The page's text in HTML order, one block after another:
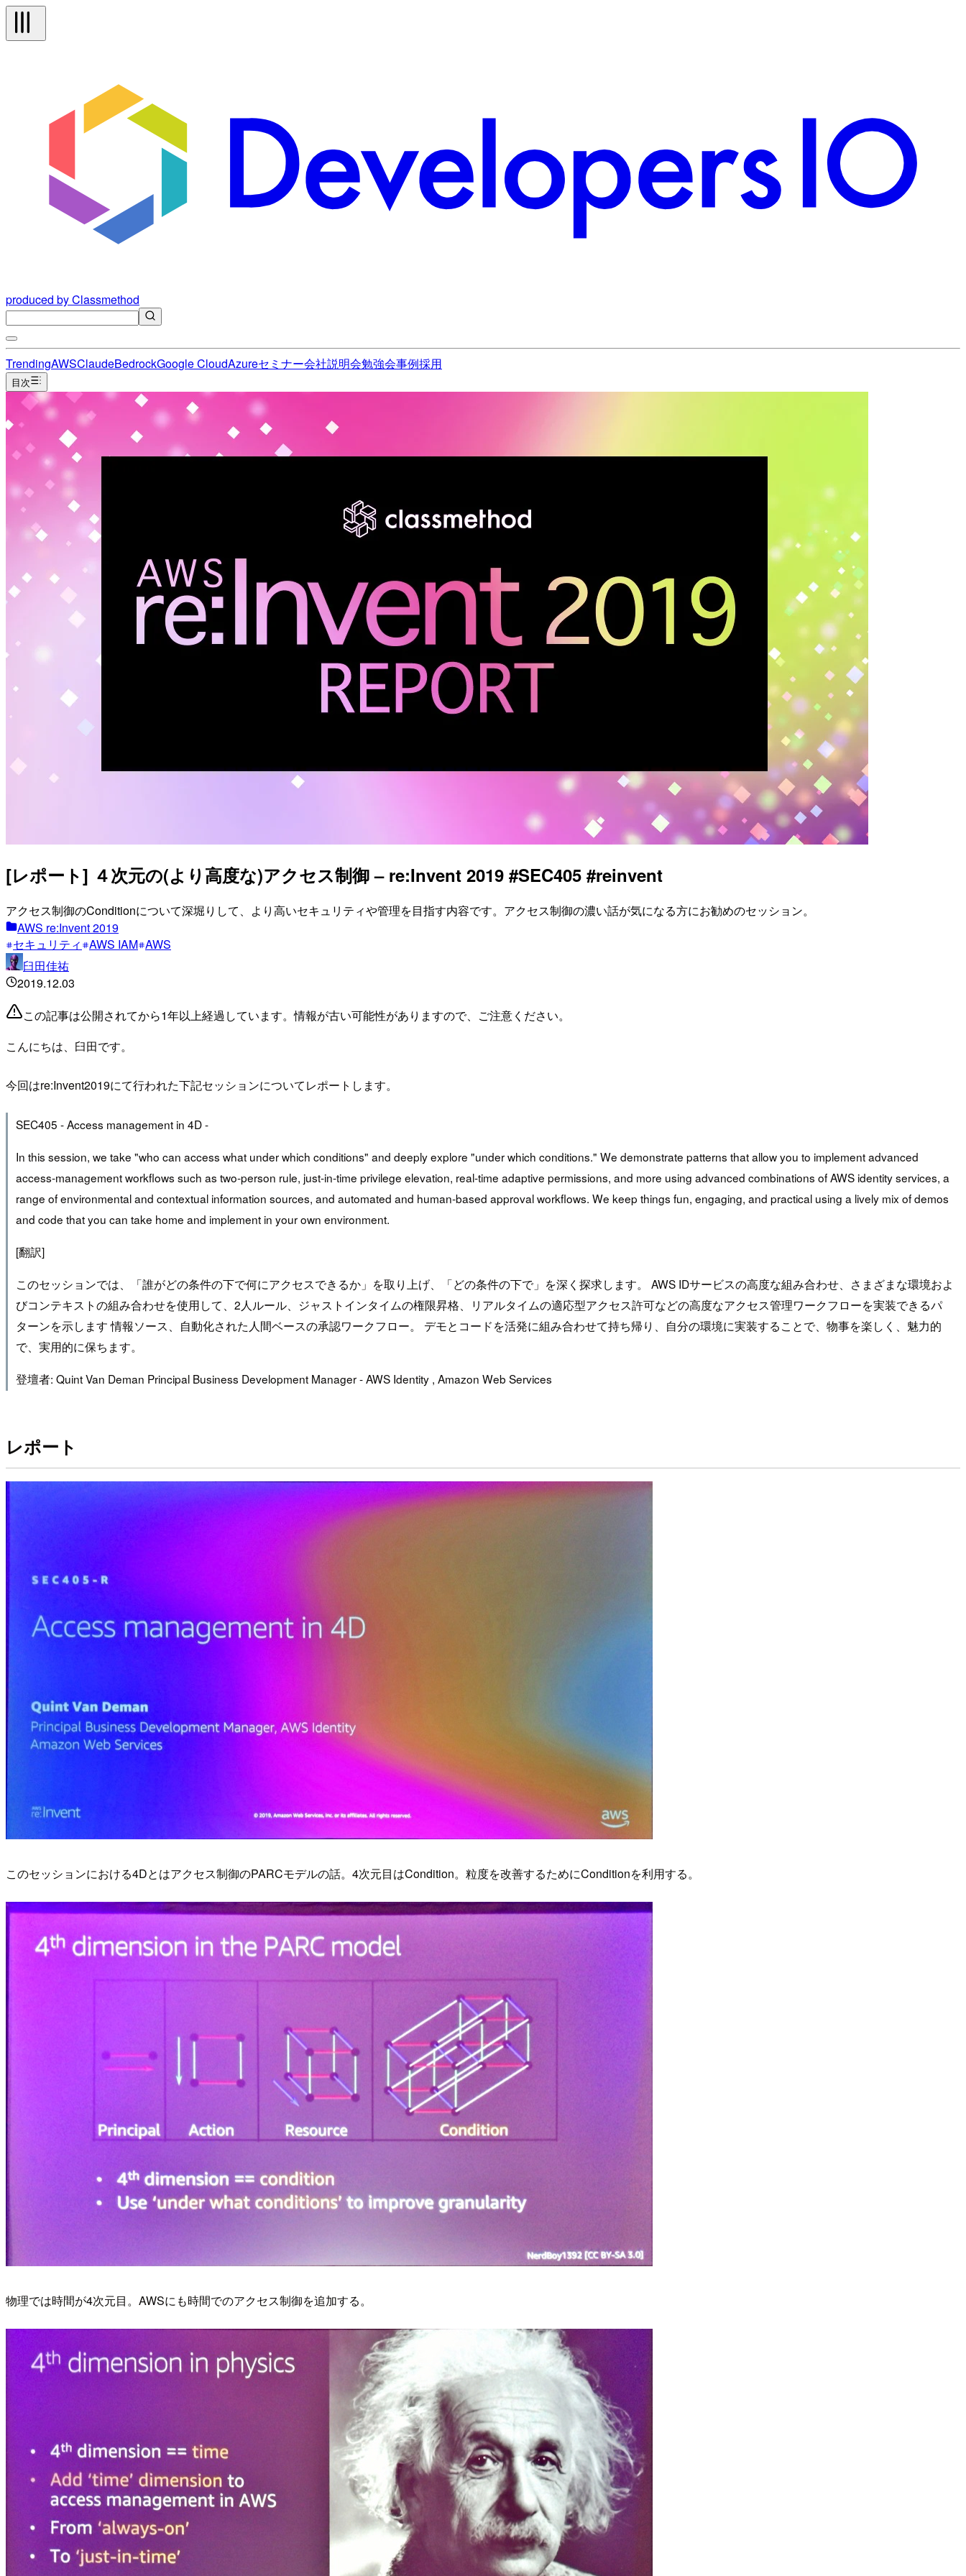
produced by Classmethod
TrendingAWSClaudeBedrockGoogle CloudAzureセミナー会社説明会勉強会事例採用
目次
[レポート] ４次元の(より高度な)アクセス制御 – re:Invent 2019 #SEC405 #reinvent
アクセス制御のConditionについて深堀りして、より高いセキュリティや管理を目指す内容です。アクセス制御の濃い話が気になる方にお勧めのセッション。
AWS re:Invent 2019
セキュリティ AWS IAM AWS
臼田佳祐
2019.12.03
この記事は公開されてから1年以上経過しています。情報が古い可能性がありますので、ご注意ください。
こんにちは、臼田です。
今回はre:Invent2019にて行われた下記セッションについてレポートします。
SEC405 - Access management in 4D -
In this session, we take "who can access what under which conditions" and deeply explore "under which conditions." We demonstrate patterns that allow you to implement advanced
access-management workflows such as two-person rule, just-in-time privilege elevation, real-time adaptive permissions, and more using advanced combinations of AWS identity services, a
range of environmental and contextual information sources, and automated and human-based approval workflows. We keep things fun, engaging, and practical using a lively mix of demos
and code that you can take home and implement in your own environment.
[翻訳]
このセッションでは、「誰がどの条件の下で何にアクセスできるか」を取り上げ、「どの条件の下で」を深く探求します。 AWS IDサービスの高度な組み合わせ、さまざまな環境およ
びコンテキストの組み合わせを使用して、2人ルール、ジャストインタイムの権限昇格、リアルタイムの適応型アクセス許可などの高度なアクセス管理ワークフローを実装できるパ
ターンを示します 情報ソース、自動化された人間ベースの承認ワークフロー。 デモとコードを活発に組み合わせて持ち帰り、自分の環境に実装することで、物事を楽しく、魅力的
で、実用的に保ちます。
登壇者: Quint Van Deman Principal Business Development Manager - AWS Identity , Amazon Web Services
レポート
このセッションにおける4Dとはアクセス制御のPARCモデルの話。4次元目はCondition。粒度を改善するためにConditionを利用する。
物理では時間が4次元目。AWSにも時間でのアクセス制御を追加する。